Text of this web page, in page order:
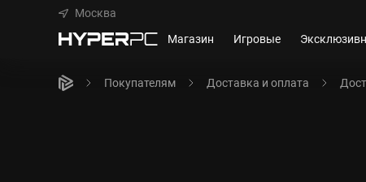
Москва
Магазин
Игровые
Покупателям Доставка и оплата